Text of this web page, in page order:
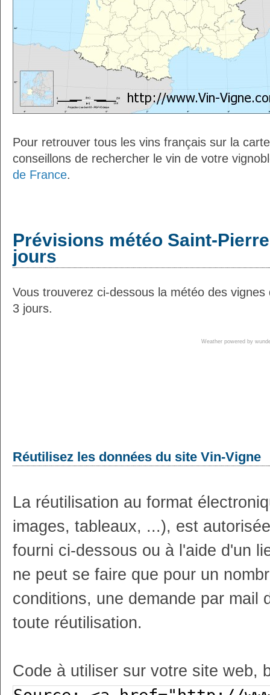
Pour retrouver tous les vins français sur la
conseillons de rechercher le vin de votre
de France.
Prévisions météo Saint-
jours
Vous trouverez ci-dessous la météo des
3 jours.
Weather powered by
Réutilisez les données du site Vin-Vigne
La réutilisation au format
images, tableaux, ...), est
fourni ci-dessous ou à l'aide d'un
ne peut se faire que pour un
conditions, une demande par mail
toute réutilisation.
Code à utiliser sur votre site web,